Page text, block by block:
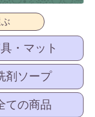
・マット
剤ソープ
ての商品